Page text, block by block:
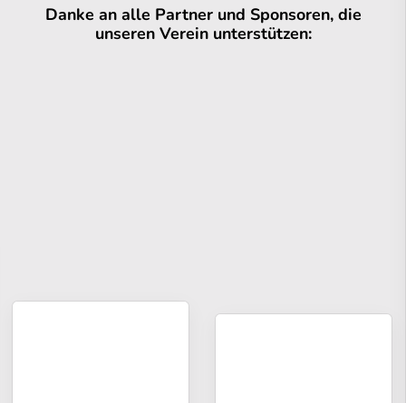
Danke an alle Partner und Sponsoren, die
unseren Verein unterstützen: